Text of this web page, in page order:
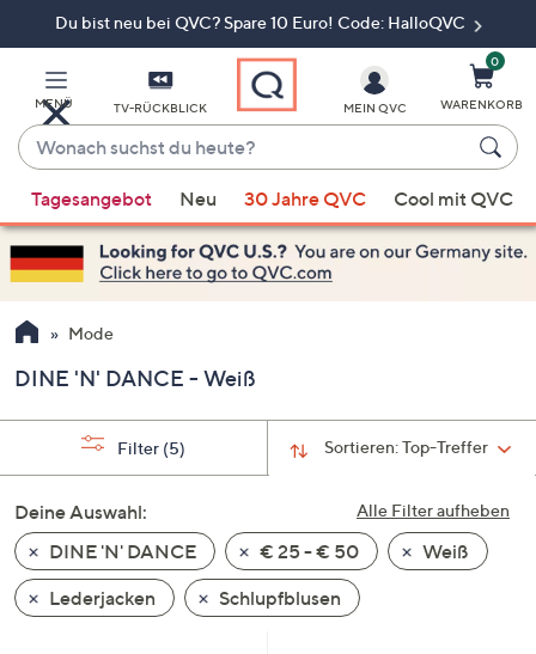
Du bist neu bei QVC? Spare 10 Euro! Code: HalloQVC
MENÜ TV-RÜCKBLICK
Wonach
suchst
du
heute?
Vorschläge
verfügbar
sind,
verwenden
Sie
Pfeiltasten
nach
und
nach
unten
oder
wischen
Sie
MEIN QVC
0
WARENKORB
Tagesangebot Neu 30 Jahre QVC Cool mit QVC
Mode
DINE 'N' DANCE - Weiß
Sortieren:Top-Treffer
Filter (5)
Alle Filter aufheben
Deine Auswahl:
DINE 'N' DANCE
€ 25 - € 50
Weiß
Lederjacken
Schlupfblusen